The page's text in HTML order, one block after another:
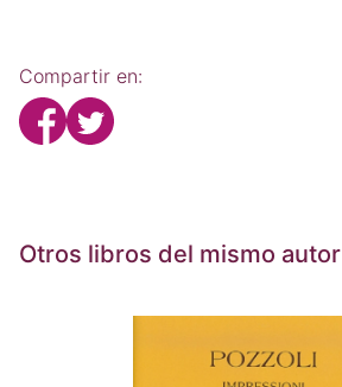
Compartir en:
Otros libros del mismo autor